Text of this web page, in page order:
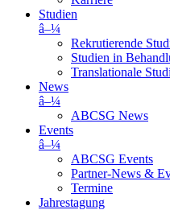
Studien
â–¼
Rekrutierende
Studien in
Translationale
News
â–¼
ABCSG News
Events
â–¼
ABCSG Events
Partner-News &
Termine
Jahrestagung